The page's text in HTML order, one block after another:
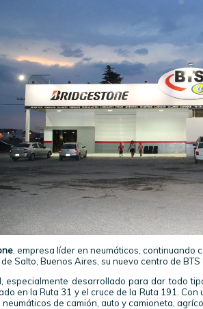
, empresa líder en neumáticos, continuando
Salto, Buenos Aires, su nuevo centro de BTS
especialmente desarrollado para dar todo
en la Ruta 31 y el cruce de la Ruta 191.
de camión, auto y camioneta,